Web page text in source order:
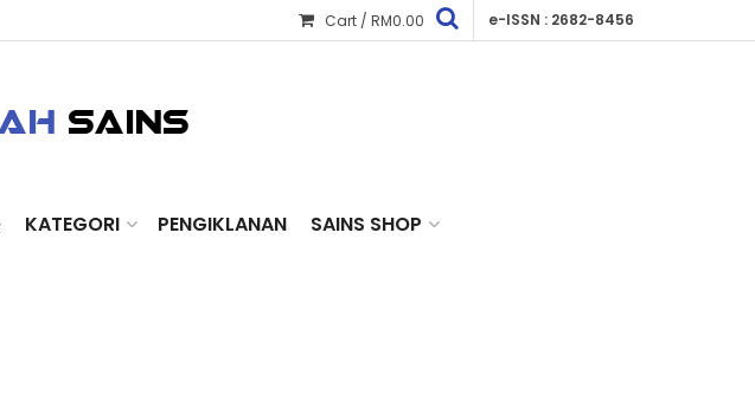
Cart / RM0.00 e-ISSN : 2682-8456
KATEGORI PENGIKLANAN SAINS SHOP